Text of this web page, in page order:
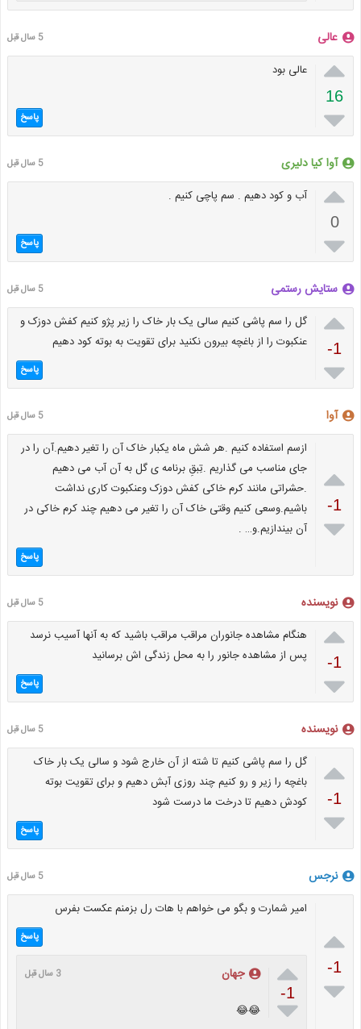
عالی 5 سال قبل

16

عالی بود
پاسخ
آوا کیا دلیری 5 سال قبل

0

آب و کود دهیم . سم پاچی کنیم .
پاسخ
ستایش رستمی 5 سال قبل

-1

گل را سم پاشی کنیم سالی یک بار خاک را زیر پژو کنیم کفش دوزک و
عنکبوت را از باغچه بیرون نکنید برای تقویت به بوته کود دهیم
پاسخ
آوا 5 سال قبل

-1

ازسم استفاده کنیم .هر شش ماه یکبار خاک آن را تغیر دهیم.آن را در
جای مناسب می گذاریم .تِبقِ برنامه ی گل به آن آب می دهیم
.حشراتی مانند کرم خاکی کفش دوزک وعنکبوت کاری نداشت
باشیم.وسعی کنیم وقتی خاک آن را تغیر می دهیم چند کرم خاکی در
آن بیندازیم.و… .
پاسخ
نویسنده 5 سال قبل

-1

هنگام مشاهده جانوران مراقب مراقب باشید که به آنها آسیب نرسد
پس از مشاهده جانور را به محل زندگی اش برسانید
پاسخ
نویسنده 5 سال قبل

-1

گل را سم پاشی کنیم تا شته از آن خارج شود و سالی یک بار خاک
باغچه را زیر و رو کنیم چند روزی آبش دهیم و برای تقویت بوته
کودش دهیم تا درخت ما درست شود
پاسخ
نرجس 5 سال قبل

-1

امیر شمارت و بگو می خواهم با هات رل بزمنم عکست بفرس
پاسخ

-1

جهان 3 سال قبل
😂😂